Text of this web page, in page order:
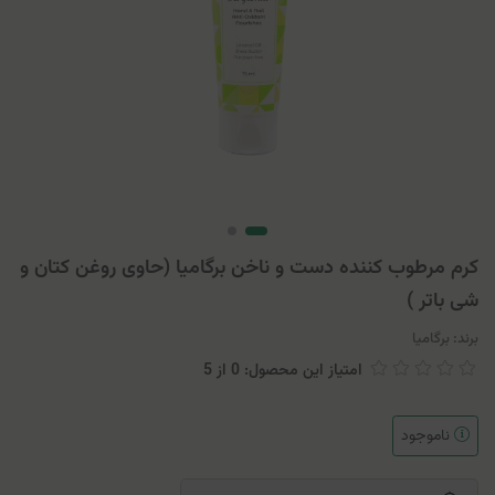
کرم مرطوب کننده دست و ناخن برگامیا (حاوی روغن کتان و
شی باتر )
برند: برگامیا
امتیاز این محصول: 0 از 5
ناموجود